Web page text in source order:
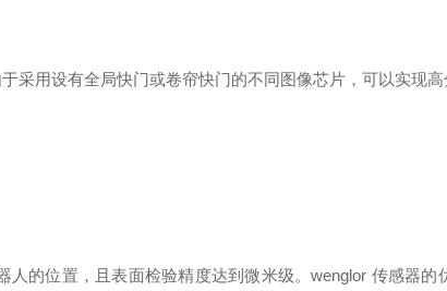
采用设有全局快门或卷帘快门的不同图像芯片，可以实现高
的位置，且表面检验精度达到微米级。wenglor 传感器的